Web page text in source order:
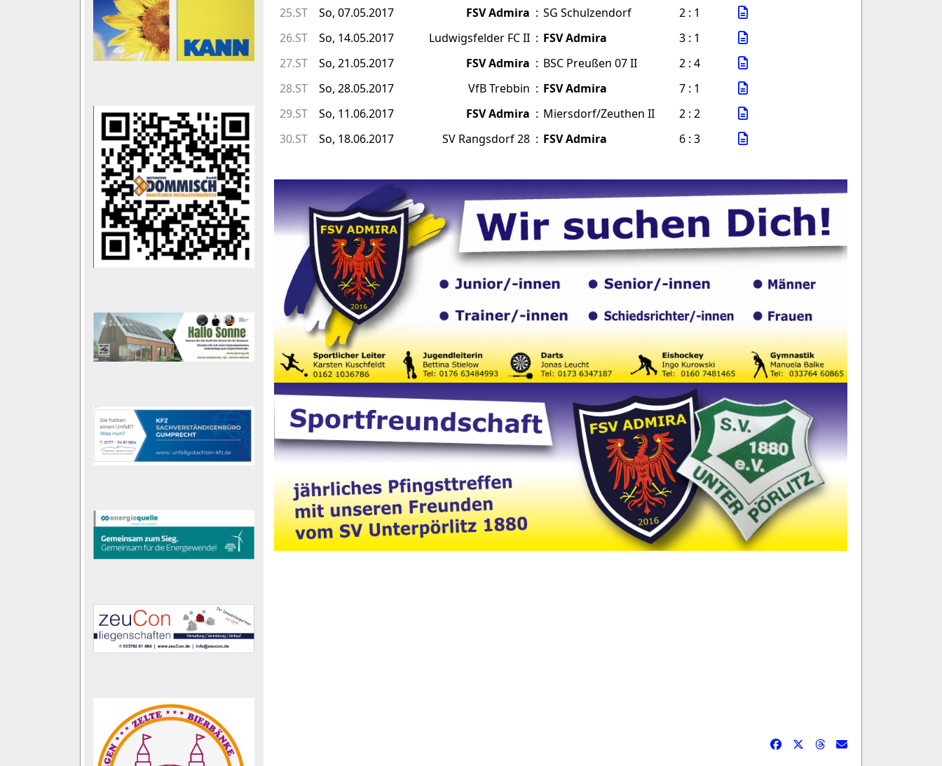
25.ST
So, 07.05.2017 FSV Admira : SG Schulzendorf
2 : 1
26.ST
So, 14.05.2017 Ludwigsfelder FC II : FSV Admira
3 : 1
27.ST
So, 21.05.2017 FSV Admira : BSC Preußen 07 II
2 : 4
28.ST
So, 28.05.2017 VfB Trebbin : FSV Admira
7 : 1
29.ST
So, 11.06.2017 FSV Admira : Miersdorf/Zeuthen II
2 : 2
30.ST
So, 18.06.2017 SV Rangsdorf 28 : FSV Admira 6 : 3